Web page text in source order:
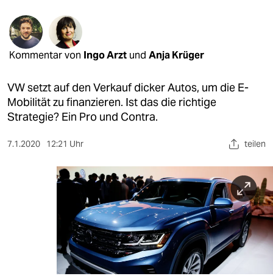
öko
gesellschaft
sport
wahrheit
veranstaltungen
Kommentar von Ingo Arzt und Anja Krüger
VW setzt auf den Verkauf dicker Autos, um die E-
Mobilität zu finanzieren. Ist das die richtige
Strategie? Ein Pro und Contra.
7.1.2020 12:21 Uhr teilen